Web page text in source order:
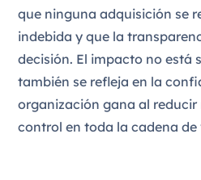
que ninguna adquisición se
indebida y que la
decisión. El impacto no está
también se refleja en la
organización gana al reducir
control en toda la cadena de